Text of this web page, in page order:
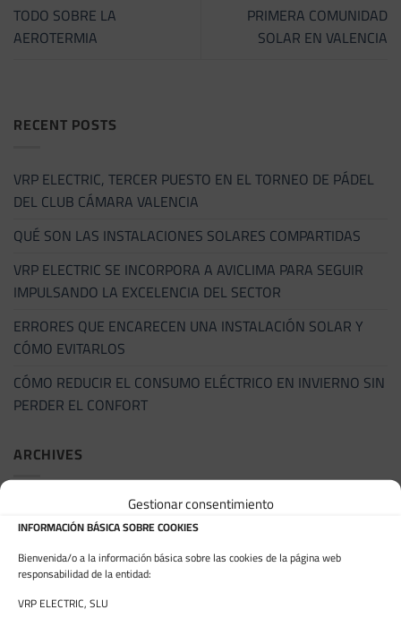
Gestionar consentimiento
INFORMACIÓN BÁSICA SOBRE COOKIES
Bienvenida/o a la información básica sobre las cookies de la página web
responsabilidad de la entidad:
VRP ELECTRIC, SLU
TODO SOBRE LA
AEROTERMIA
PRIMERA COMUNIDAD
SOLAR EN VALENCIA
RECENT POSTS
VRP ELECTRIC, TERCER PUESTO EN EL TORNEO DE PÁDEL
DEL CLUB CÁMARA VALENCIA
QUÉ SON LAS INSTALACIONES SOLARES COMPARTIDAS
VRP ELECTRIC SE INCORPORA A AVICLIMA PARA SEGUIR
IMPULSANDO LA EXCELENCIA DEL SECTOR
ERRORES QUE ENCARECEN UNA INSTALACIÓN SOLAR Y
CÓMO EVITARLOS
CÓMO REDUCIR EL CONSUMO ELÉCTRICO EN INVIERNO SIN
PERDER EL CONFORT
ARCHIVES
febrero 2026
enero 2026